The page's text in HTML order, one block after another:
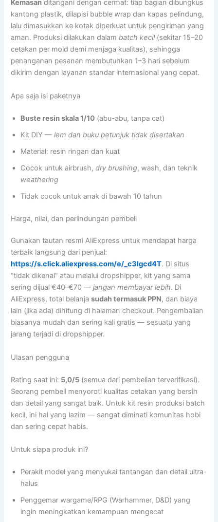
Kemasan ditangani dengan cermat: tiap bagian dibungkus
kantong plastik, dilapisi bubble wrap dan kapas pelindung,
lalu dimasukkan ke kotak diperkuat untuk pengiriman yang
aman. Produksi dilakukan dalambatch kecil(sekitar 15–20
cetakan per mold demi menjaga kualitas), sehingga
penanganan pesanan membutuhkan 1–3 hari sebelum
dikirim dengan layanan standar internasional yang cepat.
Apa saja isi paketnya
Buste resin skala 1/10 (abu-abu, tanpa cat)
Kit DIY —lem dan buku petunjuk tidak disertakan
Material: resin ringan dan kuat
Cocok untuk airbrush,dry brushing, wash, dan teknik
weathering
Tidak cocok untuk anak di bawah 10 tahun
Harga, nilai, dan perlindungan pembeli
Gunakan tautan resmi AliExpress untuk mendapat harga
terbaik langsung dari penjual:
https://s.click.aliexpress.com/e/_c3Igcd4T. Di situs
“tidak dikenal” atau melalui dropshipper, kit yang sama
sering dijual €40–€70 —jangan membayar lebih. Di
AliExpress, total belanjasudah termasuk PPN, dan biaya
lain (jika ada) dihitung di halaman checkout. Pengembalian
biasanya mudah dan sering kali gratis — sesuatu yang
jarang terjadi di dropshipper.
Ulasan pengguna
Rating saat ini: 5,0/5 (semua dari pembelian terverifikasi).
Seorang pembeli menyoroti kualitas cetakan yang bersih
dan detail yang sangat baik. Untuk kit resin produksi batch
kecil, ini hal yang lazim — sangat diminati komunitas hobi
dan sering cepat habis.
Untuk siapa produk ini?
Perakit model yang menyukai tantangan dan detail ultra-
halus
Penggemar wargame/RPG (Warhammer, D&D) yang
ingin meningkatkan kemampuan mengecat